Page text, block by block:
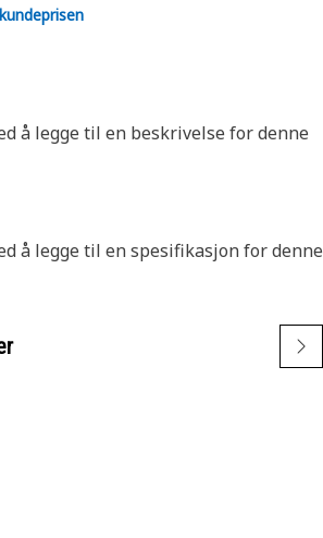
å legge til en beskrivelse for denne
å legge til en spesifikasjon for denne